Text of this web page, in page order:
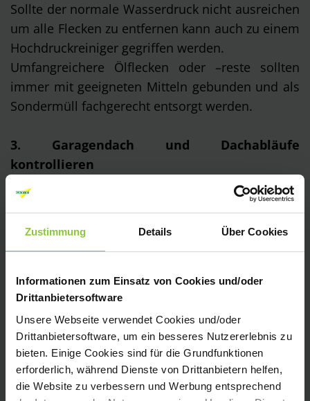
Zustimmung Details Über Cookies
Informationen zum Einsatz von Cookies und/oder
Drittanbietersoftware
Unsere Webseite verwendet Cookies und/oder
Drittanbietersoftware, um ein besseres Nutzererlebnis zu
bieten. Einige Cookies sind für die Grundfunktionen
erforderlich, während Dienste von Drittanbietern helfen,
die Website zu verbessern und Werbung entsprechend
Sollte der normale Wasserdruck nicht ausreichen
um alle Flecken zu entfernen kann auch zu einem
Hochdruckreiniger gegriffen werden.
Umfangreichere Ölflecken oder –reste sollten
immer mit geeigneten Mitteln gebunden und als
Sondermüll fachgerecht entsorgt werden.
3. Garagendach und Dachabläufe
kontrollieren
Meistens sammeln sich im Herbst und Winter
Laub, Moos und andere Schmutz auf dem Dach
an. Auf Dauer können diese Schäden anrichten.
Am besten entfernen Sie diesen.
Dachabdichtung beschädigt werden, also
sorgsam damit umgehen!
Bei dieser Gelegenheit sollten auch verstopfte
Dachabläufe gereinigt werden, damit das
Regenwasser wieder besser abfließen kann.
Bitte sorgen Sie bei allen Dacharbeiten für einen
Absturzschutz, dass Sie gesund und munter